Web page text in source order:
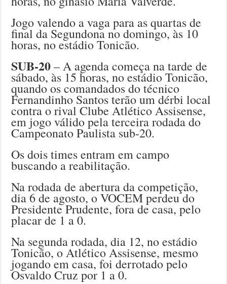
Jogo valendo a vaga para as quartas de
final da Segundona no domingo, às 10
horas, no estádio Tonicão.
SUB-20– A agenda começa na tarde de
sábado, às 15 horas, no estádio Tonicão,
quando os comandados do técnico
Fernandinho Santos terão um dérbi local
contra o rival Clube Atlético Assisense,
em jogo válido pela terceira rodada do
Campeonato Paulista sub-20.
Os dois times entram em campo
buscando a reabilitação.
Na rodada de abertura da competição,
dia 6 de agosto, o VOCEM perdeu do
Presidente Prudente, fora de casa, pelo
placar de 1 a 0.
Na segunda rodada, dia 12, no estádio
Tonicão, o Atlético Assisense, mesmo
jogando em casa, foi derrotado pelo
Osvaldo Cruz por 1 a 0.